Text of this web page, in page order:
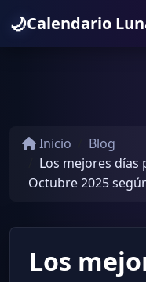
🌙Calendario
Inicio
Blog
Los mejores días
Octubre 2025
Los